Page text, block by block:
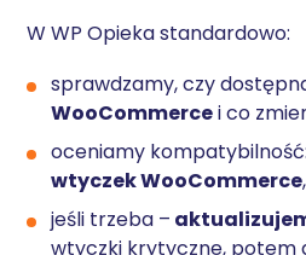
W WP Opieka standardowo:
sprawdzamy, czy
WooCommercei co
oceniamy kompatybilność:
wtyczek WooCommerce
jeśli trzeba –
wtyczki krytyczne, potem